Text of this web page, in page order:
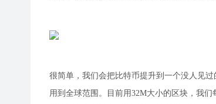
很简单，我们会把比特币提升到一个没人见
用到全球范围。目前用32M大小的区块，我